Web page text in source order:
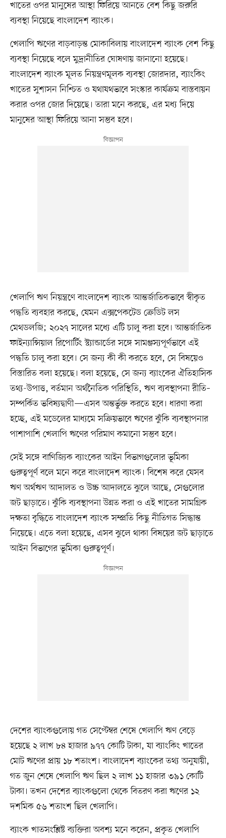
খাতের ওপর মানুষের আস্থা ফিরিয়ে আনতে বেশ কিছু জরুরি
ব্যবস্থা নিয়েছে বাংলাদেশ ব্যাংক।
খেলাপি ঋণের বাড়বাড়ন্ত মোকাবিলায় বাংলাদেশ ব্যাংক বেশ কিছু
ব্যবস্থা নিয়েছে বলে মুদ্রানীতির ঘোষণায় জানানো হয়েছে।
বাংলাদেশ ব্যাংক মূলত নিয়ন্ত্রণমূলক ব্যবস্থা জোরদার, ব্যাংকিং
খাতের সুশাসন নিশ্চিত ও যথাযথভাবে সংস্কার কার্যক্রম বাস্তবায়ন
করার ওপর জোর দিয়েছে। তারা মনে করছে, এর মধ্য দিয়ে
মানুষের আস্থা ফিরিয়ে আনা সম্ভব হবে।
খেলাপি ঋণ নিয়ন্ত্রণে বাংলাদেশ ব্যাংক আন্তর্জাতিকভাবে স্বীকৃত
পদ্ধতি ব্যবহার করছে, যেমন এক্সপেকটেড ক্রেডিট লস
মেথডলজি; ২০২৭ সালের মধ্যে এটি চালু করা হবে। আন্তর্জাতিক
ফাইন্যান্সিয়াল রিপোর্টিং স্ট্যান্ডার্ডের সঙ্গে সামঞ্জস্যপূর্ণভাবে এই
পদ্ধতি চালু করা হবে। সে জন্য কী কী করতে হবে, সে বিষয়েও
বিস্তারিত বলা হয়েছে। বলা হয়েছে, সে জন্য ব্যাংকের ঐতিহাসিক
তথ্য-উপাত্ত, বর্তমান অর্থনৈতিক পরিস্থিতি, ঋণ ব্যবস্থাপনা রীতি–
সম্পর্কিত ভবিষ্যদ্বাণী—এসব অন্তর্ভুক্ত করতে হবে। ধারণা করা
হচ্ছে, এই মডেলের মাধ্যমে সক্রিয়ভাবে ঋণের ঝুঁকি ব্যবস্থাপনার
পাশাপাশি খেলাপি ঋণের পরিমাণ কমানো সম্ভব হবে।
সেই সঙ্গে বাণিজ্যিক ব্যাংকের আইন বিভাগগুলোর ভূমিকা
গুরুত্বপূর্ণ বলে মনে করে বাংলাদেশ ব্যাংক। বিশেষ করে যেসব
ঋণ অর্থঋণ আদালত ও উচ্চ আদালতে ঝুলে আছে, সেগুলোর
জট ছাড়াতে। ঝুঁকি ব্যবস্থাপনা উন্নত করা ও এই খাতের সামগ্রিক
দক্ষতা বৃদ্ধিতে বাংলাদেশ ব্যাংক সম্প্রতি কিছু নীতিগত সিদ্ধান্ত
নিয়েছে। এতে বলা হয়েছে, এসব ঝুলে থাকা বিষয়ের জট ছাড়াতে
আইন বিভাগের ভূমিকা গুরুত্বপূর্ণ।
দেশের ব্যাংকগুলোয় গত সেপ্টেম্বর শেষে খেলাপি ঋণ বেড়ে
হয়েছে ২ লাখ ৮৪ হাজার ৯৭৭ কোটি টাকা, যা ব্যাংকিং খাতের
মোট ঋণের প্রায় ১৮ শতাংশ। বাংলাদেশ ব্যাংকের তথ্য অনুযায়ী,
গত জুন শেষে খেলাপি ঋণ ছিল ২ লাখ ১১ হাজার ৩৯১ কোটি
টাকা। তখন দেশের ব্যাংকগুলো থেকে বিতরণ করা ঋণের ১২
দশমিক ৫৬ শতাংশ ছিল খেলাপি।
ব্যাংক খাতসংশ্লিষ্ট ব্যক্তিরা অবশ্য মনে করেন, প্রকৃত খেলাপি